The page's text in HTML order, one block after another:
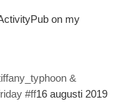
on my
&
#ff16 augusti 2019